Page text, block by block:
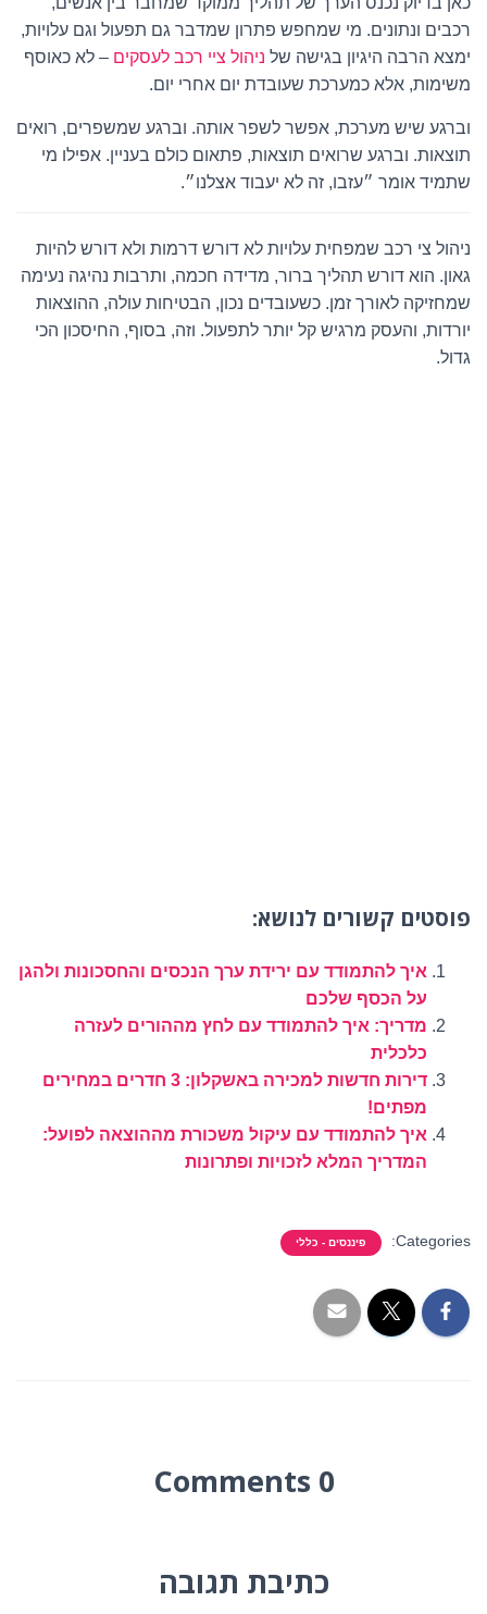
רכבים ונתונים. מי שמחפש פתרון שמדבר גם תפעול וגם עלויות,
ימצא הרבה היגיון בגישה של ניהול ציי רכב לעסקים – לא כאוסף
משימות, אלא כמערכת שעובדת יום אחרי יום.
וברגע שיש מערכת, אפשר לשפר אותה. וברגע שמשפרים, רואים
תוצאות. וברגע שרואים תוצאות, פתאום כולם בעניין. אפילו מי
שתמיד אומר ״עזבו, זה לא יעבוד אצלנו״.
ניהול צי רכב שמפחית עלויות לא דורש דרמות ולא דורש להיות
גאון. הוא דורש תהליך ברור, מדידה חכמה, ותרבות נהיגה נעימה
שמחזיקה לאורך זמן. כשעובדים נכון, הבטיחות עולה, ההוצאות
יורדות, והעסק מרגיש קל יותר לתפעול. וזה, בסוף, החיסכון הכי
גדול.
פוסטים קשורים לנושא:
איך להתמודד עם ירידת ערך הנכסים והחסכונות ולהגן
על הכסף שלכם
מדריך: איך להתמודד עם לחץ מההורים לעזרה
כלכלית
דירות חדשות למכירה באשקלון: 3 חדרים במחירים
מפתים!
איך להתמודד עם עיקול משכורת מההוצאה לפועל:
המדריך המלא לזכויות ופתרונות
Categories: פיננסים - כללי
0 Comments
כתיבת תגובה